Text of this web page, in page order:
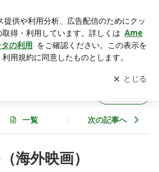
ブログの更新通知
を受け取りまし
開く
一覧 次の記事へ
海外映画）